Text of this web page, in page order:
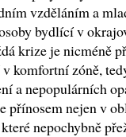
vzděláním a
bydlící v
krize je nicméně
komfortní zóně,
a nepopulárních
přínosem nejen v
nepochybně